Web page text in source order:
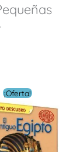
¡Oferta!
El
precio
original
era:
$ 16.00.
es: